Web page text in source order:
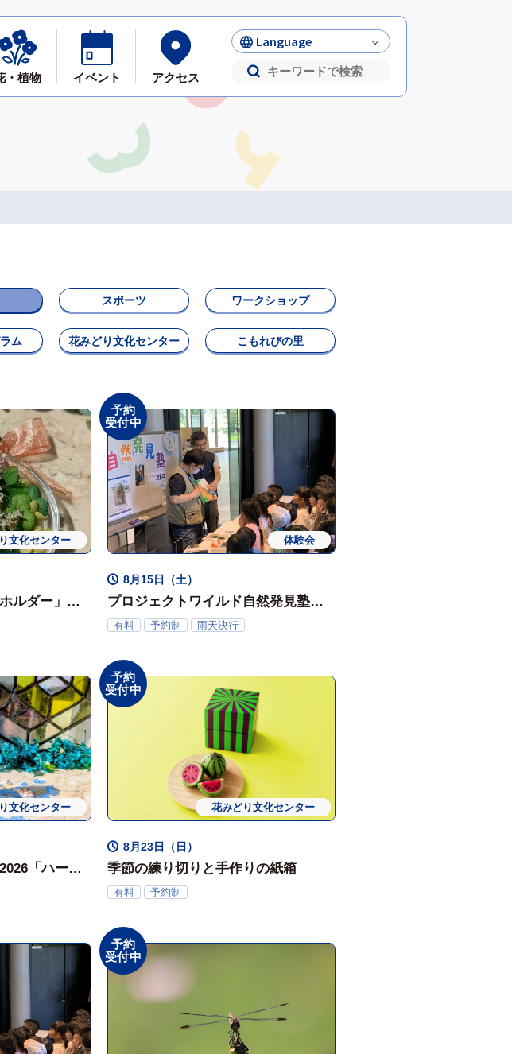
・植物 イベント アクセス
Language
スポーツ ワークショップ
ム 花みどり文化センター こもれびの里
体験会
ークショップ
文化センター
ルダー」ワ
予約
受付中
体験会
8月15日（土）
プロジェクトワイルド自然発見塾（8
月）
有料 予約制 雨天決行
体験会
ークショップ
文化センター
「ハーバ
予約
受付中
体験会
花みどり文化センター
8月23日（日）
季節の練り切りと手作りの紙箱
有料 予約制
予約
受付中